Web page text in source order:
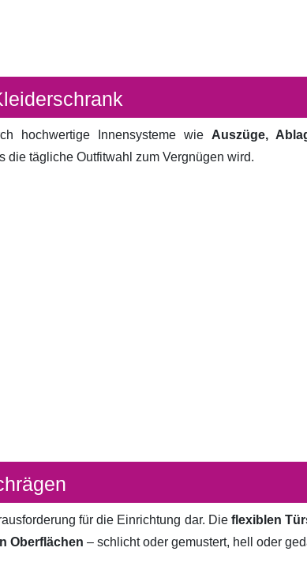
hochwertige Innensysteme wie Auszüge,
die tägliche Outfitwahl zum Vergnügen wird.
für die Einrichtung dar. Dieflexiblen
Oberflächen – schlicht oder gemustert, hell oder